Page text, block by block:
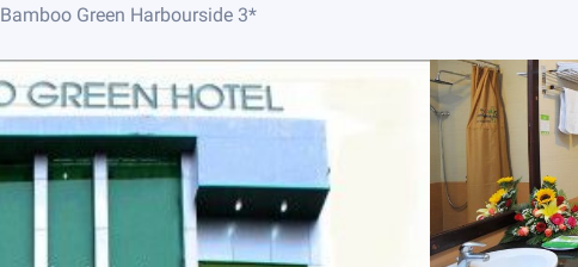
Bamboo Green Harbourside 3*